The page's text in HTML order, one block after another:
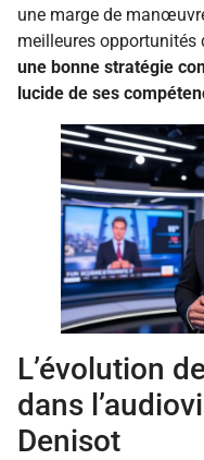
une marge de
meilleures opportunités
une bonne stratégie
lucide de ses
L’évolution
dans
Denisot